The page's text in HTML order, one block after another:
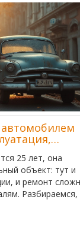
25 лет, она
объект: тут и
и ремонт
Разбираемся,